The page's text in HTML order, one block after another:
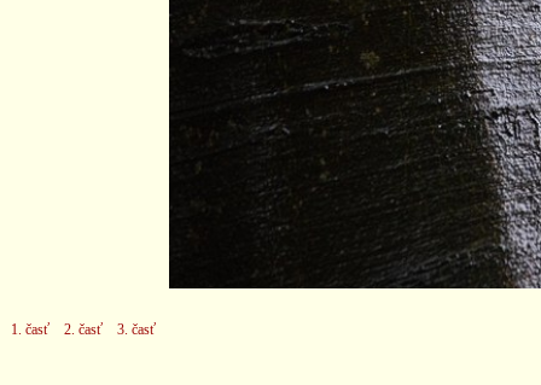
1. časť 2. časť 3. časť